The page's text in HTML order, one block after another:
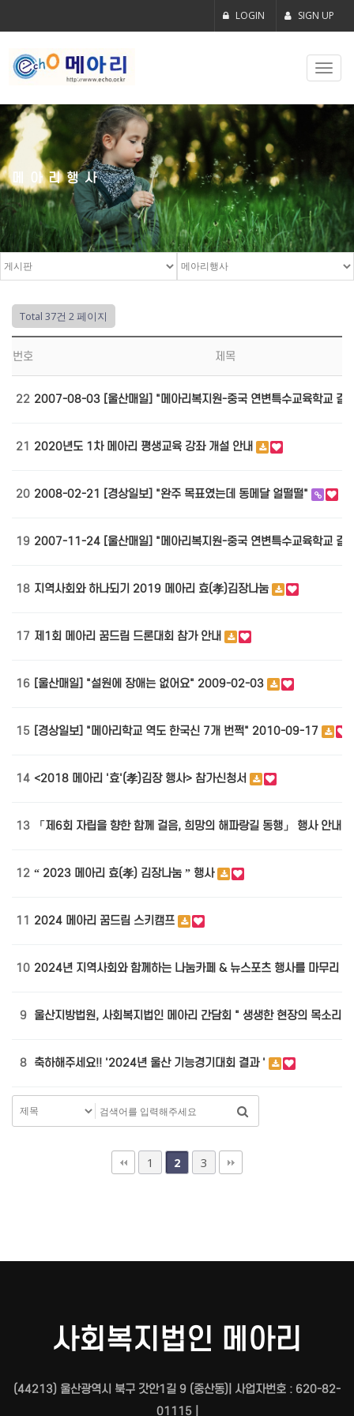
LOGIN SIGN UP
메아리행사
Total 37건 2 페이지
번호 제목
22 2007-08-03 [울산매일] "메아리복지원-중국 연변특수교육학교 결
21 2020년도 1차 메아리 평생교육 강좌 개설 안내
20 2008-02-21 [경상일보] "완주 목표였는데 동메달 얼떨떨"
19 2007-11-24 [울산매일] "메아리복지원-중국 연변특수교육학교 결
18 지역사회와 하나되기 2019 메아리 효(孝)김장나눔
17 제1회 메아리 꿈드림 드론대회 참가 안내
16 [울산매일] "설원에 장애는 없어요" 2009-02-03
15 [경상일보] "메아리학교 역도 한국신 7개 번쩍" 2010-09-17
14 <2018 메아리 '효'(孝)김장 행사> 참가신청서
13 「제6회 자립을 향한 함께 걸음, 희망의 해파랑길 동행」 행사 안내
12 “ 2023 메아리 효(孝) 김장나눔 ” 행사
11 2024 메아리 꿈드림 스키캠프
10 2024년 지역사회와 함께하는 나눔카페 & 뉴스포츠 행사를 마무리
9 울산지방법원, 사회복지법인 메아리 간담회 " 생생한 현장의 목소리
8 축하해주세요!! '2024년 울산 기능경기대회 결과 '
1 2 3
사회복지법인 메아리
(44213) 울산광역시 북구 갓안1길 9 (중산동)| 사업자번호 : 620-82-
01115 |